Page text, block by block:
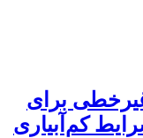
برای
کم‌آبیاری